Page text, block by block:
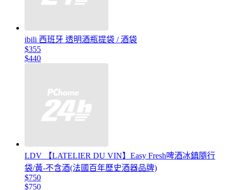
ibili 西班牙 透明酒瓶提袋 / 酒袋
$355
$440
LDV 【LATELIER DU VIN】Easy Fresh啤酒冰鎮隨行
袋/黃-不含酒(法國百年歷史酒器品牌)
$750
$750